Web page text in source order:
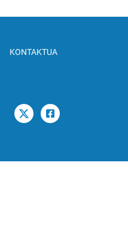
KONTAKTUA